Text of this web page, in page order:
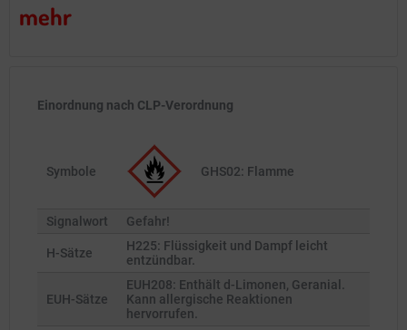
mehr
Einordnung nach CLP-Verordnung
Symbole GHS02: Flamme
Signalwort Gefahr!
H-Sätze
H225: Flüssigkeit und Dampf leicht
entzündbar.
EUH-Sätze
EUH208: Enthält d-Limonen, Geranial.
Kann allergische Reaktionen
hervorrufen.